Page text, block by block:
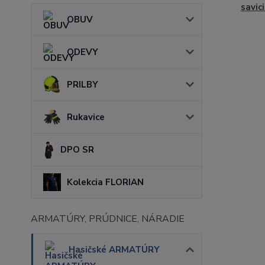
OBUV
ODEVY
PRILBY
Rukavice
DPO SR
Kolekcia FLORIAN
ARMATÚRY, PRÚDNICE, NÁRADIE
Hasičské ARMATÚRY